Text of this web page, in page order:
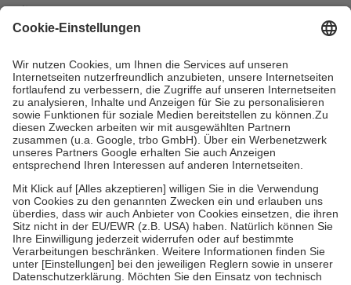
mit.
Grundsätzlich leisten Mitglieder Zuzahlungen in Höhe von zehn
höchstens zehn Euro.
Es sind jedoch nie mehr als die tatsächlichen
Kosten der Leistung zu entrichten.
Diese Regeln gelten grundsätzlich auch für Online-Apotheken.
Bei Heilmitteln und häuslicher Krankenpflege beträgt die
Zuzahlung zehn Prozent der Kosten sowie zehn Euro je
Verordnung.
Um das Engagement der Versicherten für ihre eigene Gesundheit zu
stärken und die besondere Stellung der Familie zu unterstützen,
fallenkeine Zuzahlungenan bei:
• Kindern und Jugendlichen bis zum vollendeten 18. Lebensjahr
mit Ausnahme der Fahrkosten
• Untersuchungen zur Vorsorge und Früherkennung, die von der
GKV getragen werden
• empfohlenen Schutzimpfungen